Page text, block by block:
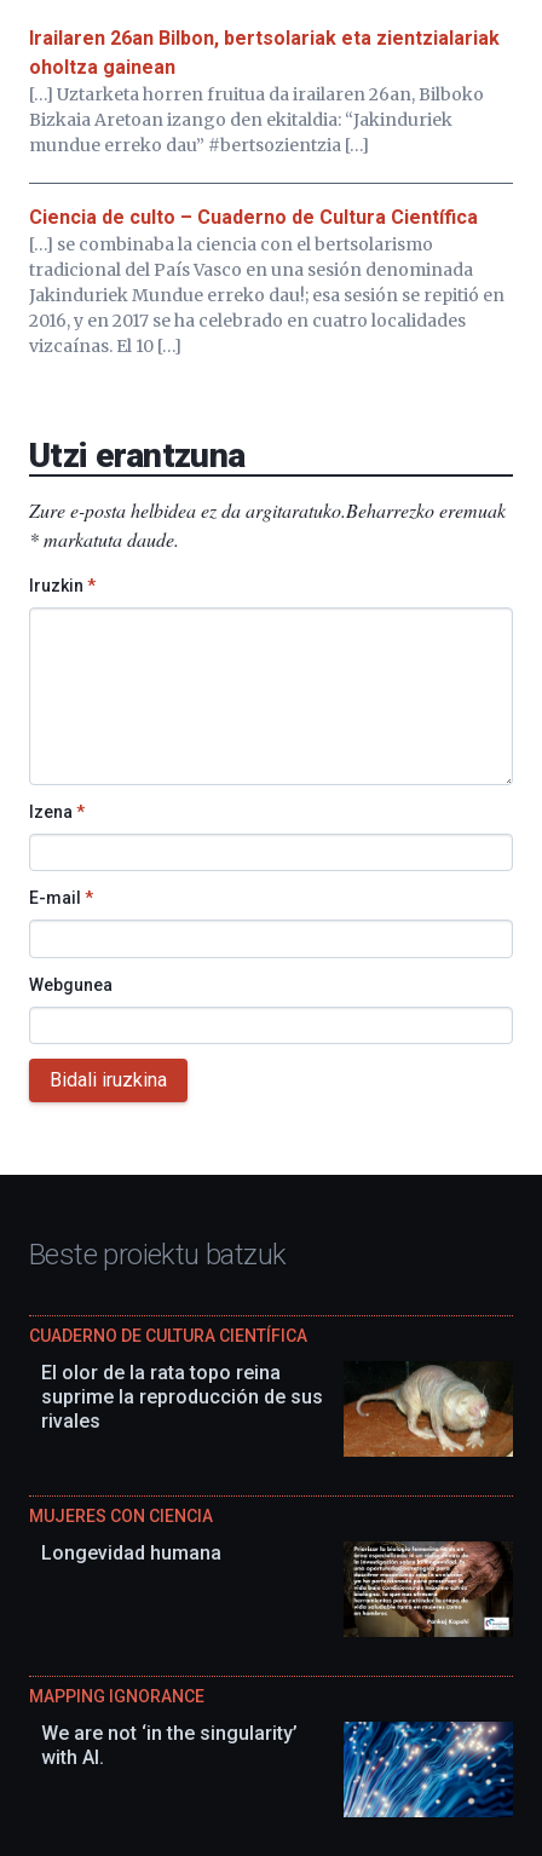
Irailaren 26an Bilbon, bertsolariak eta zientzialariak
oholtza gainean
[…] Uztarketa horren fruitua da irailaren 26an, Bilboko
Bizkaia Aretoan izango den ekitaldia: “Jakinduriek
mundue erreko dau” #bertsozientzia […]
Ciencia de culto – Cuaderno de Cultura Científica
[…] se combinaba la ciencia con el bertsolarismo
tradicional del País Vasco en una sesión denominada
Jakinduriek Mundue erreko dau!; esa sesión se repitió en
2016, y en 2017 se ha celebrado en cuatro localidades
vizcaínas. El 10 […]
Utzi erantzuna
Zure e-posta helbidea ez da argitaratuko.Beharrezko eremuak
*markatuta daude.
Iruzkin *
Izena *
E-mail *
Webgunea
Bidali iruzkina
Beste proiektu batzuk
CUADERNO DE CULTURA CIENTÍFICA
El olor de la rata topo reina
suprime la reproducción de sus
rivales
MUJERES CON CIENCIA
Longevidad humana
MAPPING IGNORANCE
We are not ‘in the singularity’
with AI.